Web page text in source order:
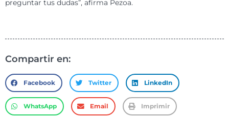
preguntar tus dudas”, afirma Pezoa.
Compartir en:
Facebook Twitter LinkedIn
WhatsApp Email Imprimir